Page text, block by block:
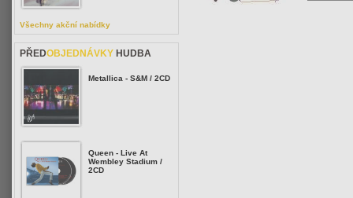
Všechny akční nabídky
PŘEDOBJEDNÁVKY HUDBA
Metallica - S&M / 2CD
Queen - Live At
Wembley Stadium /
2CD